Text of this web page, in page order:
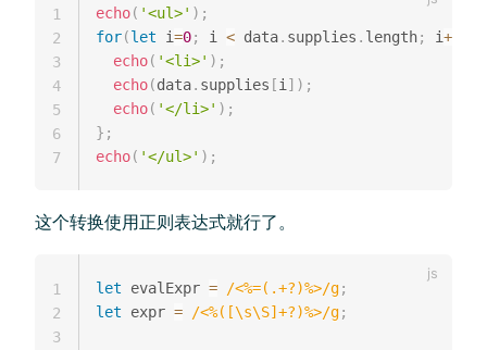
echo( '<ul>' ) ;
for(let i=0; i < data. supplies . length; i++
echo( '<li>' ) ;
echo(data. supplies [i ] ) ;
echo( '</li>' ) ;
} ;
echo( '</ul>' ) ;
1
2
3
4
5
6
7
这个转换使用正则表达式就行了。
let evalExpr = /<%=(.+?)%>/g;
let expr = /<%([\s\S]+?)%>/g;
1
2
3